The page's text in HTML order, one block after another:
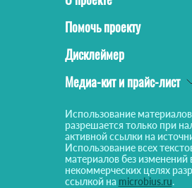
Помочь проекту
Дисклеймер
Медиа-кит и прайс-лист
Использование
разрешается только при
активной ссылки на
Использование всех
материалов без изменений
некоммерческих целях
ссылкой на microbius.ru.